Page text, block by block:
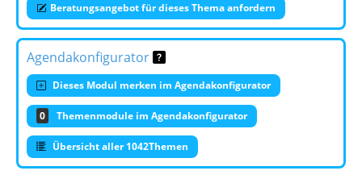
Beratungsangebot für dieses Thema anfordern
Agendakonfigurator
Dieses Modul merken im Agendakonfigurator
0 Themenmodule im Agendakonfigurator
Übersicht aller 1042Themen